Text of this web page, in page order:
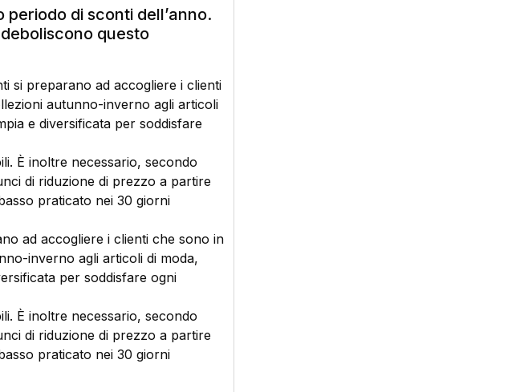
di sconti dell’anno.
questo
si preparano ad accogliere i clienti
autunno-inverno agli articoli
e diversificata per soddisfare
È inoltre necessario, secondo
di riduzione di prezzo a partire
praticato nei 30 giorni
ad accogliere i clienti che sono in
inverno agli articoli di moda,
per soddisfare ogni
È inoltre necessario, secondo
di riduzione di prezzo a partire
praticato nei 30 giorni